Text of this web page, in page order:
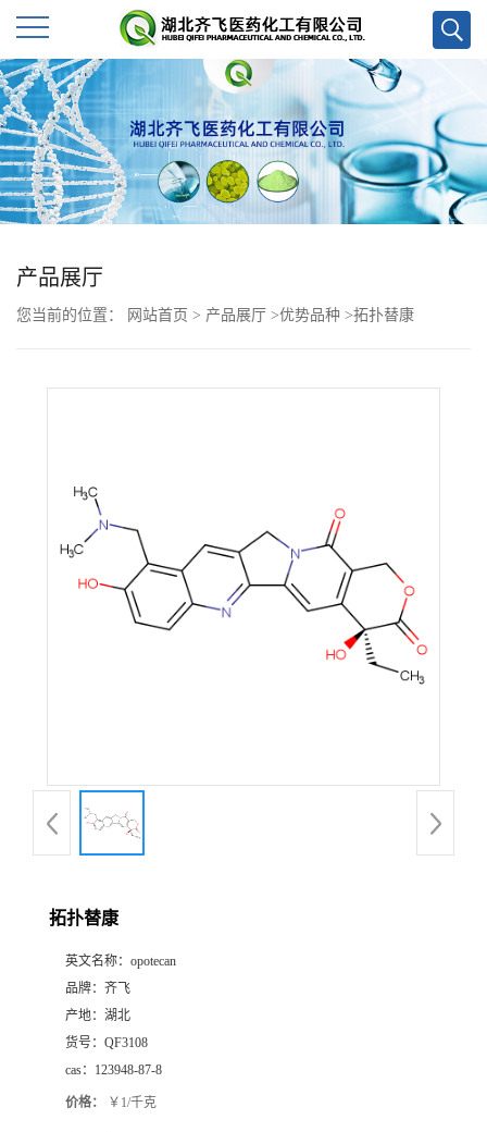
公
司
首
品
产品展厅
您当前的位置： 网站首页 > 产品展厅 >优势品种 >拓扑替康
拓扑替康
英文名称： opotecan
品牌： 齐飞
产地： 湖北
货号： QF3108
cas： 123948-87-8
价格： ￥1/千克